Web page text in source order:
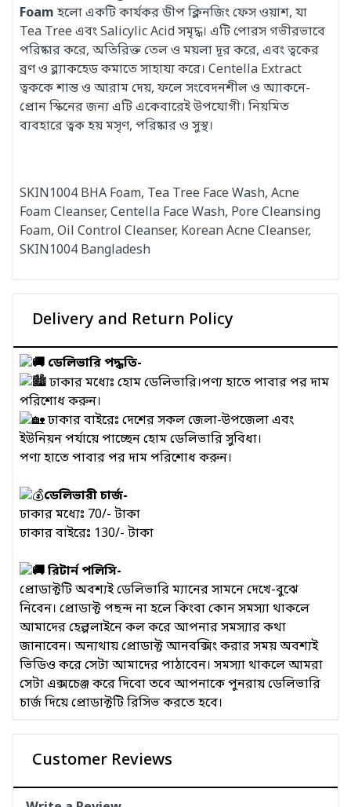
Foam হলো একটি কার্যকর ডীপ ক্লিনজিং ফেস ওয়াশ, যা
Tea Tree এবং Salicylic Acid সমৃদ্ধ। এটি পোরস গভীরভাবে
পরিষ্কার করে, অতিরিক্ত তেল ও ময়লা দূর করে, এবং ত্বকের
ব্রণ ও ব্ল্যাকহেড কমাতে সাহায্য করে। Centella Extract
ত্বককে শান্ত ও আরাম দেয়, ফলে সংবেদনশীল ও অ্যাকনে-
প্রোন স্কিনের জন্য এটি একেবারেই উপযোগী। নিয়মিত
ব্যবহারে ত্বক হয় মসৃণ, পরিষ্কার ও সুস্থ।
SKIN1004 BHA Foam, Tea Tree Face Wash, Acne
Foam Cleanser, Centella Face Wash, Pore Cleansing
Foam, Oil Control Cleanser, Korean Acne Cleanser,
SKIN1004 Bangladesh
Delivery and Return Policy
ডেলিভারি পদ্ধতি-
ঢাকার মধ্যেঃ হোম ডেলিভারি।পণ্য হাতে পাবার পর দাম
পরিশোধ করুন।
ঢাকার বাইরেঃ দেশের সকল জেলা-উপজেলা এবং
ইউনিয়ন পর্যায়ে পাচ্ছেন হোম ডেলিভারি সুবিধা।
পণ্য হাতে পাবার পর দাম পরিশোধ করুন।
ডেলিভারী চার্জ-
ঢাকার মধ্যেঃ 70/- টাকা
ঢাকার বাইরেঃ 130/- টাকা
রিটার্ন পলিসি-
প্রোডাক্টটি অবশ্যই ডেলিভারি ম্যানের সামনে দেখে-বুঝে
নিবেন। প্রোডাক্ট পছন্দ না হলে কিংবা কোন সমস্যা থাকলে
আমাদের হেল্পলাইনে কল করে আপনার সমস্যার কথা
জানাবেন। অন্যথায় প্রোডাক্ট আনবক্সিং করার সময় অবশ্যই
ভিডিও করে সেটা আমাদের পাঠাবেন। সমস্যা থাকলে আমরা
সেটা এক্সচেঞ্জ করে দিবো তবে আপনাকে পুনরায় ডেলিভারি
চার্জ দিয়ে প্রোডাক্টটি রিসিভ করতে হবে।
Customer Reviews